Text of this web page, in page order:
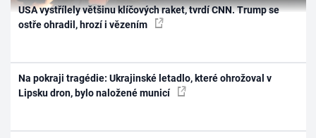
USA vystřílely většinu klíčových raket, tvrdí CNN. Trump se
ostře ohradil, hrozí i vězením
Na pokraji tragédie: Ukrajinské letadlo, které ohrožoval v
Lipsku dron, bylo naložené municí